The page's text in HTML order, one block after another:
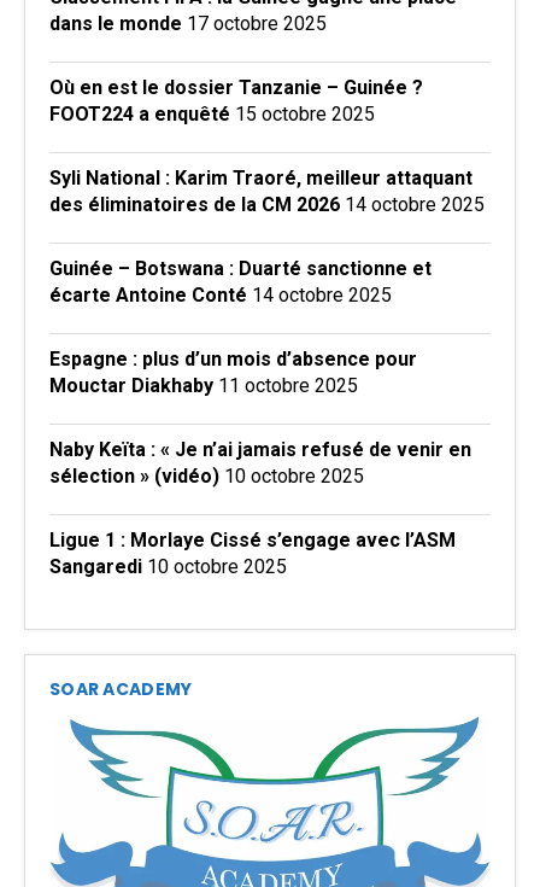
dans le monde 17 octobre 2025
Où en est le dossier Tanzanie – Guinée ?
FOOT224 a enquêté 15 octobre 2025
Syli National : Karim Traoré, meilleur attaquant
des éliminatoires de la CM 2026 14 octobre 2025
Guinée – Botswana : Duarté sanctionne et
écarte Antoine Conté 14 octobre 2025
Espagne : plus d’un mois d’absence pour
Mouctar Diakhaby 11 octobre 2025
Naby Keïta : « Je n’ai jamais refusé de venir en
sélection » (vidéo) 10 octobre 2025
Ligue 1 : Morlaye Cissé s’engage avec l’ASM
Sangaredi 10 octobre 2025
SOAR ACADEMY